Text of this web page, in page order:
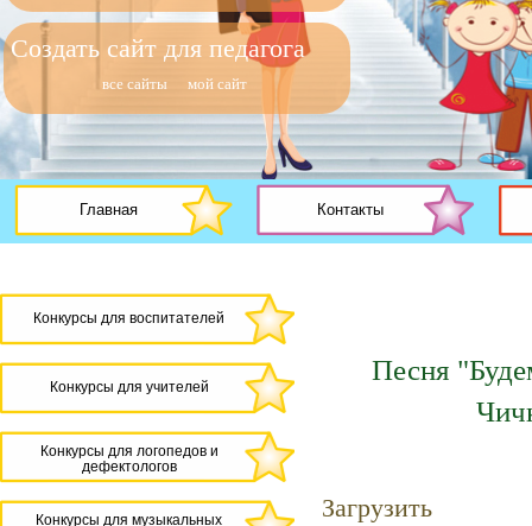
Создать сайт для педагога
все сайты мой сайт
Главная Контакты
Конкурсы для воспитателей
Конкурсы для учителей
Конкурсы для логопедов и
дефектологов
Конкурсы для музыкальных
Песня
Загрузить